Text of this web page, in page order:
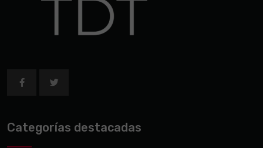
Categorías destacadas